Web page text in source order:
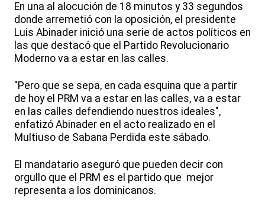
En una al alocución de 18 minutos y 33 segundos
donde arremetió con la oposición, el presidente
Luis Abinader inició una serie de actos políticos en
las que destacó que el Partido Revolucionario
Moderno va a estar en las calles.
"Pero que se sepa, en cada esquina que a partir
de hoy el PRM va a estar en las calles, va a estar
en las calles defendiendo nuestros ideales",
enfatizó Abinader en el acto realizado en el
Multiuso de Sabana Perdida este sábado.
El mandatario aseguró que pueden decir con
orgullo que el PRM es el partido que mejor
representa a los dominicanos.